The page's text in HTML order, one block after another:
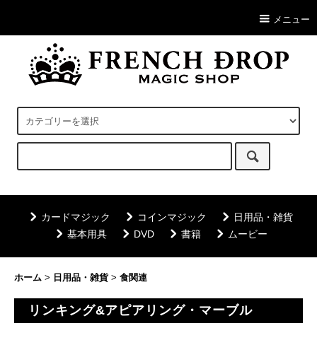
メニュー
カードマジック コインマジック
日用品・雑貨
基本用具
DVD 書籍 ムービー
ホーム > 日用品・雑貨 > 食関連
リンキング&アピアリング・マーブル